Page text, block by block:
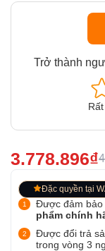
Trở thành
3.778.896₫
Đặc quyền tại
Được đảm bảo
phẩm chính
Được đổi trả
trong vòng 3